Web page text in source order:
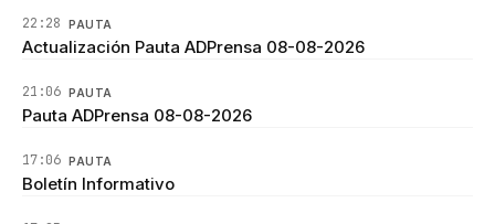
22:28 PAUTA
Actualización Pauta ADPrensa 08-08-2026
21:06 PAUTA
Pauta ADPrensa 08-08-2026
17:06 PAUTA
Boletín Informativo